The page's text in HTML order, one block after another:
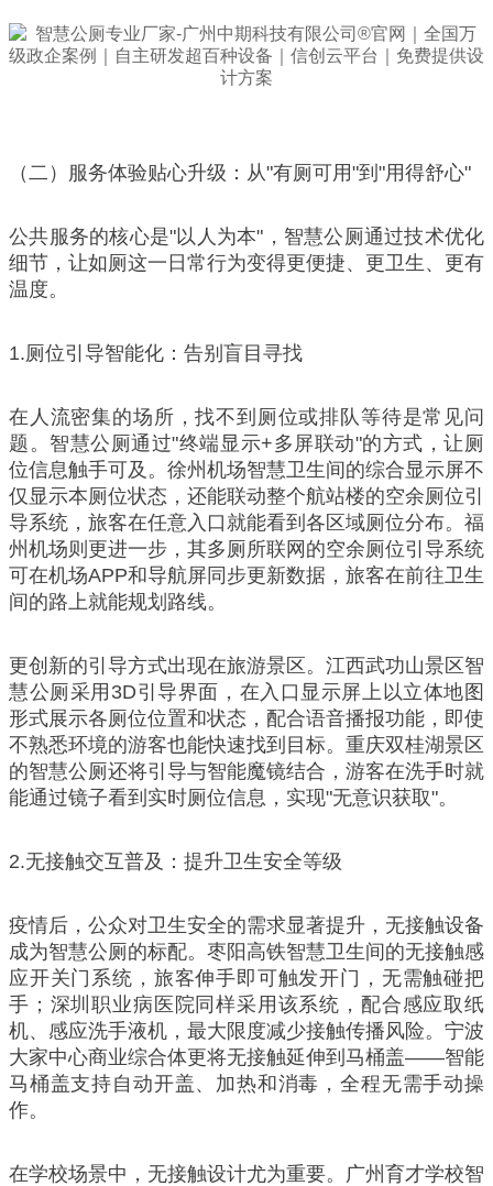
（二）服务体验贴心升级：从"有厕可用"到"用得舒心"
公共服务的核心是"以人为本"，智慧公厕通过技术优化
细节，让如厕这一日常行为变得更便捷、更卫生、更有
温度。
1.厕位引导智能化：告别盲目寻找
在人流密集的场所，找不到厕位或排队等待是常见问
题。智慧公厕通过"终端显示+多屏联动"的方式，让厕
位信息触手可及。徐州机场智慧卫生间的综合显示屏不
仅显示本厕位状态，还能联动整个航站楼的空余厕位引
导系统，旅客在任意入口就能看到各区域厕位分布。福
州机场则更进一步，其多厕所联网的空余厕位引导系统
可在机场APP和导航屏同步更新数据，旅客在前往卫生
间的路上就能规划路线。
更创新的引导方式出现在旅游景区。江西武功山景区智
慧公厕采用3D引导界面，在入口显示屏上以立体地图
形式展示各厕位位置和状态，配合语音播报功能，即使
不熟悉环境的游客也能快速找到目标。重庆双桂湖景区
的智慧公厕还将引导与智能魔镜结合，游客在洗手时就
能通过镜子看到实时厕位信息，实现"无意识获取"。
2.无接触交互普及：提升卫生安全等级
疫情后，公众对卫生安全的需求显著提升，无接触设备
成为智慧公厕的标配。枣阳高铁智慧卫生间的无接触感
应开关门系统，旅客伸手即可触发开门，无需触碰把
手；深圳职业病医院同样采用该系统，配合感应取纸
机、感应洗手液机，最大限度减少接触传播风险。宁波
大家中心商业综合体更将无接触延伸到马桶盖——智能
马桶盖支持自动开盖、加热和消毒，全程无需手动操
作。
在学校场景中，无接触设计尤为重要。广州育才学校智